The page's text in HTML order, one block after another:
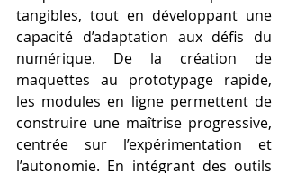
tangibles, tout en développant une
capacité d’adaptation aux défis du
numérique. De la création de
maquettes au prototypage rapide,
les modules en ligne permettent de
construire une maîtrise progressive,
centrée sur l’expérimentation et
l’autonomie. En intégrant des outils